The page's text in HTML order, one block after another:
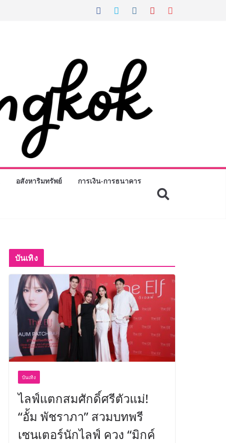
อสังหาริมทรัพย์ การเงิน-การธนาคาร
บันเทิง
บันเทิง
ไลฟ์แตกสมศักดิ์ศรีตัวแม่!
“อั้ม พัชราภา” สวมบทพรี
เซนเตอร์นักไลฟ์ ควง “มิกค์